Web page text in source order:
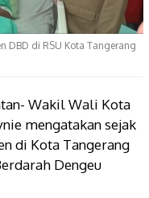
DBD di RSU Kota Tangerang
Wakil Wali Kota
mengatakan sejak
di Kota Tangerang
Dengeu